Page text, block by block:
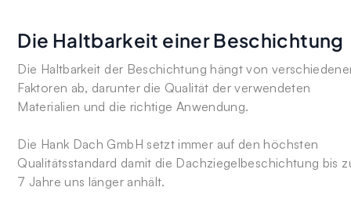
Die Haltbarkeit einer Beschichtung
Die Haltbarkeit der Beschichtung hängt von
Faktoren ab, darunter die Qualität der verwendeten
Materialien und die richtige Anwendung.
Die Hank Dach GmbH setzt immer auf den höchsten
Qualitätsstandard damit die Dachziegelbeschichtung bis
7 Jahre uns länger anhält.